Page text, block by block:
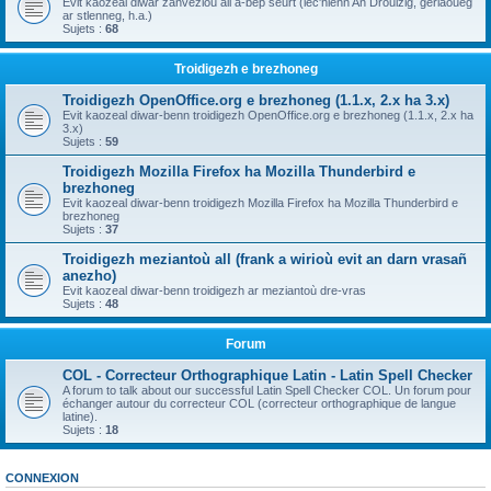
ar stlenneg, h.a.)
Sujets : 68
Troidigezh e brezhoneg
Troidigezh OpenOffice.org e brezhoneg (1.1.x, 2.x ha 3.x)
Evit kaozeal diwar-benn troidigezh OpenOffice.org e brezhoneg (1.1.x, 2.x ha
3.x)
Sujets : 59
Troidigezh Mozilla Firefox ha Mozilla Thunderbird e
brezhoneg
Evit kaozeal diwar-benn troidigezh Mozilla Firefox ha Mozilla Thunderbird e
brezhoneg
Sujets : 37
Troidigezh meziantoù all (frank a wirioù evit an darn vrasañ
anezho)
Evit kaozeal diwar-benn troidigezh ar meziantoù dre-vras
Sujets : 48
Forum
COL - Correcteur Orthographique Latin - Latin Spell Checker
A forum to talk about our successful Latin Spell Checker COL. Un forum pour
échanger autour du correcteur COL (correcteur orthographique de langue
latine).
Sujets : 18
CONNEXION